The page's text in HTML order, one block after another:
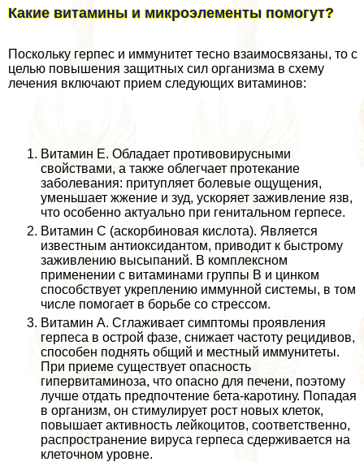
Какие витамины и микроэлементы помогут?
Поскольку гepпeс и иммунитет тесно взаимосвязаны, то с
целью повышения защитных сил организма в схему
лечения включают прием следующих витаминов:
Витамин Е. Обладает противовирусными
свойствами, а также облегчает протекание
заболевания: притупляет болевые ощущения,
уменьшает жжение и зуд, ускоряет заживление язв,
что особенно актуально при гeнитaльном гepпeсе.
Витамин С (аскорбиновая кислота). Является
известным антиоксидантом, приводит к быстрому
заживлению высыпаний. В комплексном
применении с витаминами группы В и цинком
способствует укреплению иммунной системы, в том
числе помогает в борьбе со стрессом.
Витамин А. Сглаживает симптомы проявления
гepпeса в острой фазе, снижает частоту рецидивов,
способен поднять общий и местный иммунитеты.
При приеме существует опасность
гипервитаминоза, что опасно для печени, поэтому
лучше отдать предпочтение бета-каротину. Попадая
в организм, он стимулирует рост новых клеток,
повышает активность лейкоцитов, соответственно,
распространение вируса гepпeса сдерживается на
клеточном уровне.